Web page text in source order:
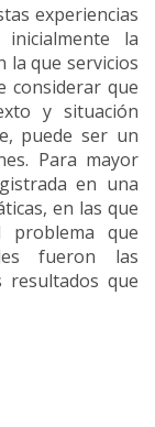
experiencias
la
la que servicios
considerar que
y situación
puede ser un
Para mayor
en una
en las que
problema que
fueron las
que